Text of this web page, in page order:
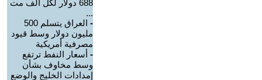
688 دولار لكل ألف مت
...
-
العراق يتسلم 500
مليون دولار وسط قيود
مصرفية أمريكية
- أسعار النفط ترتفع
وسط مخاوف بشأن
إمدادات الخليج والوضع